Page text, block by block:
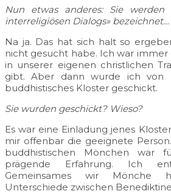
Nun etwas anderes: Sie
interreligiösen Dialogs» bezeichnet…
Na ja. Das hat sich halt so
nicht gesucht habe. Ich war immer
in unserer eigenen christlichen
gibt. Aber dann wurde ich von
buddhistisches Kloster geschickt.
Sie wurden geschickt? Wieso?
Es war eine Einladung jenes
mir offenbar die geeignete
buddhistischen Mönchen war
prägende Erfahrung. Ich
Gemeinsames wir Mönche
Unterschiede zwischen